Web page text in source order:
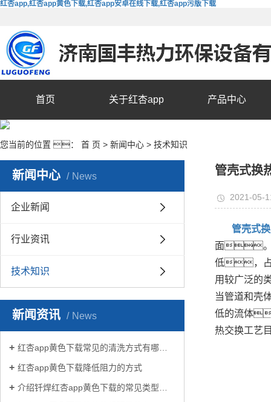
红杏app,红杏app黄色下载,红杏app安卓在线下载,红杏app污版下载
首页 关于红杏app 产品中心
您当前的位置 ： 首 页 > 新闻中心 > 技术知识
新闻中心 News
企业新闻
行业资讯
技术知识
新闻资讯 News
红杏app黄色下载常见的清洗方式有哪些？
红杏app黄色下载降低阻力的方式
介绍钎焊红杏app黄色下载的常见类型有哪些
管壳式换
2021-05-
管壳式
面。
低，占
用较广泛的
当管道和壳
低的流体
热交换工